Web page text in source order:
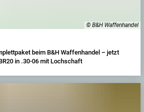
© B&H Waffenhandel
beim B&H Waffenhandel – jetzt
in .30-06 mit Lochschaft